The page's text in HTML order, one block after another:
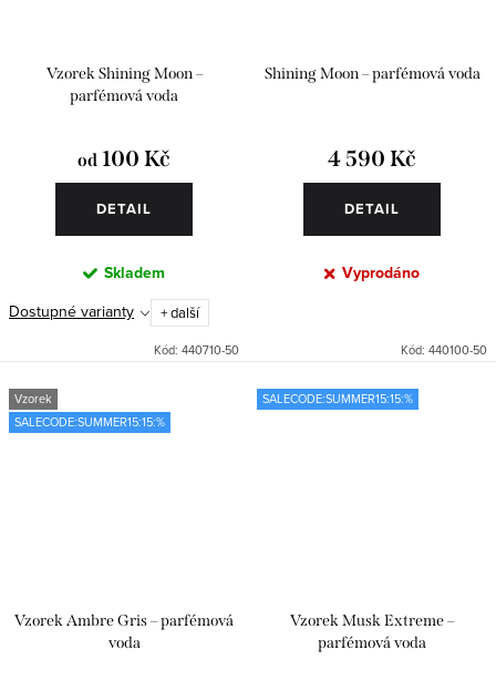
Vzorek Shining Moon –
parfémová voda
od 100 Kč
DETAIL
Skladem
Dostupné varianty
+ další
Kód: 440710-50
Shining Moon – parfémová voda
4 590 Kč
DETAIL
Vyprodáno
Kód: 440100-50
Vzorek
SALECODE:SUMMER15:15:%
Vzorek Ambre Gris – parfémová
voda
SALECODE:SUMMER15:15:%
Vzorek Musk Extreme –
parfémová voda